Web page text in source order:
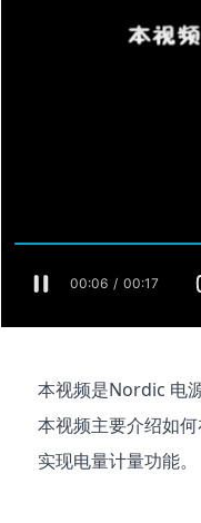
本视频是Nordic 电
本视频主要介绍如
实现电量计量功能。